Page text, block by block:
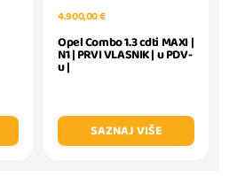
4.900,00 €
Opel Combo 1.3 cdti MAXI |
N1 | PRVI VLASNIK | u PDV-
u |
SAZNAJ VIŠE